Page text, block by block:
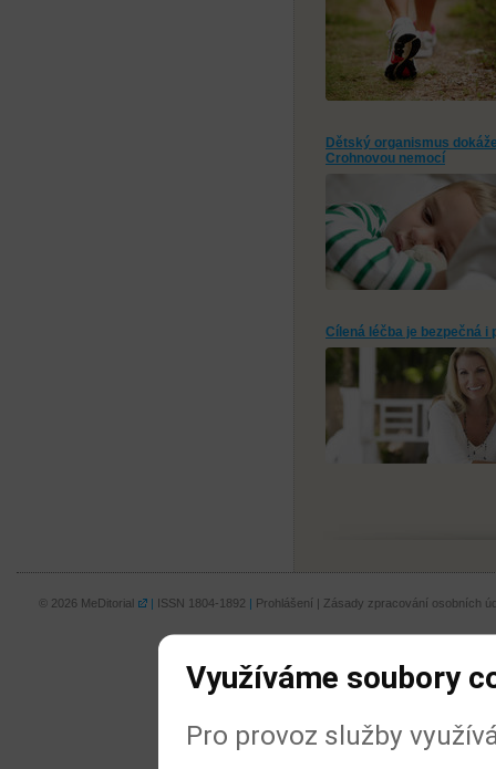
Dětský organismus
Crohnovou nemocí
Cílená léčba je bezpečná i
© 2026 MeDitorial ISSN 1804-1892 Prohlášení Zásady zpracování osobních
Využíváme soubory
Pro provoz služby